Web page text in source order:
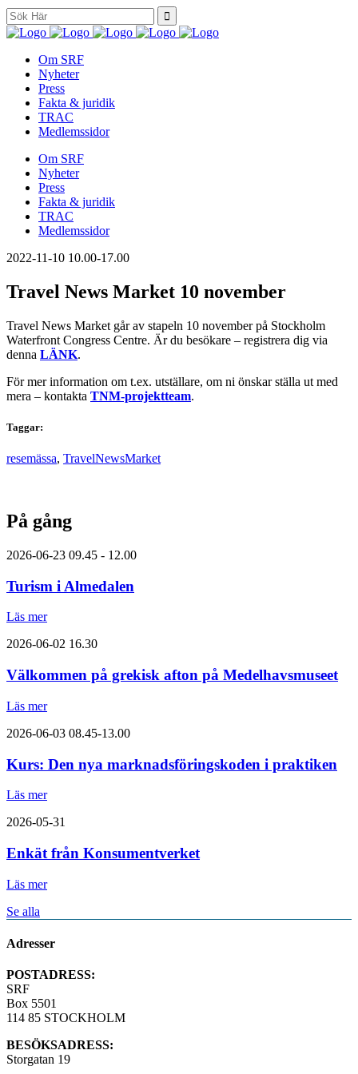
Search
for:
Om SRF
Nyheter
Press
Fakta & juridik
TRAC
Medlemssidor
Om SRF
Nyheter
Press
Fakta & juridik
TRAC
Medlemssidor
2022-11-10 10.00-17.00
Travel News Market 10 november
Travel News Market går av stapeln 10 november på Stockholm
Waterfront Congress Centre. Är du besökare – registrera dig via
denna LÄNK.
För mer information om t.ex. utställare, om ni önskar ställa ut med
mera – kontakta TNM-projektteam.
Taggar:
resemässa, TravelNewsMarket
På gång
2026-06-23 09.45 - 12.00
Turism i Almedalen
Läs mer
2026-06-02 16.30
Välkommen på grekisk afton på Medelhavsmuseet
Läs mer
2026-06-03 08.45-13.00
Kurs: Den nya marknadsföringskoden i praktiken
Läs mer
2026-05-31
Enkät från Konsumentverket
Läs mer
Se alla
Adresser
POSTADRESS:
SRF
Box 5501
114 85 STOCKHOLM
BESÖKSADRESS:
Storgatan 19